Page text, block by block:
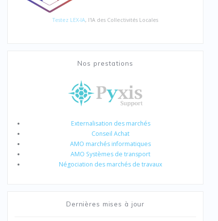
Testez LEX-IA, l'IA des Collectivités Locales
Nos prestations
Externalisation des marchés
Conseil Achat
AMO marchés informatiques
AMO Systèmes de transport
Négociation des marchés de travaux
Dernières mises à jour